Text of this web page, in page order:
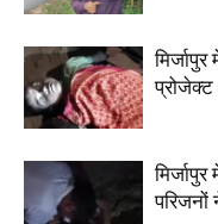
प्रोजेक्ट